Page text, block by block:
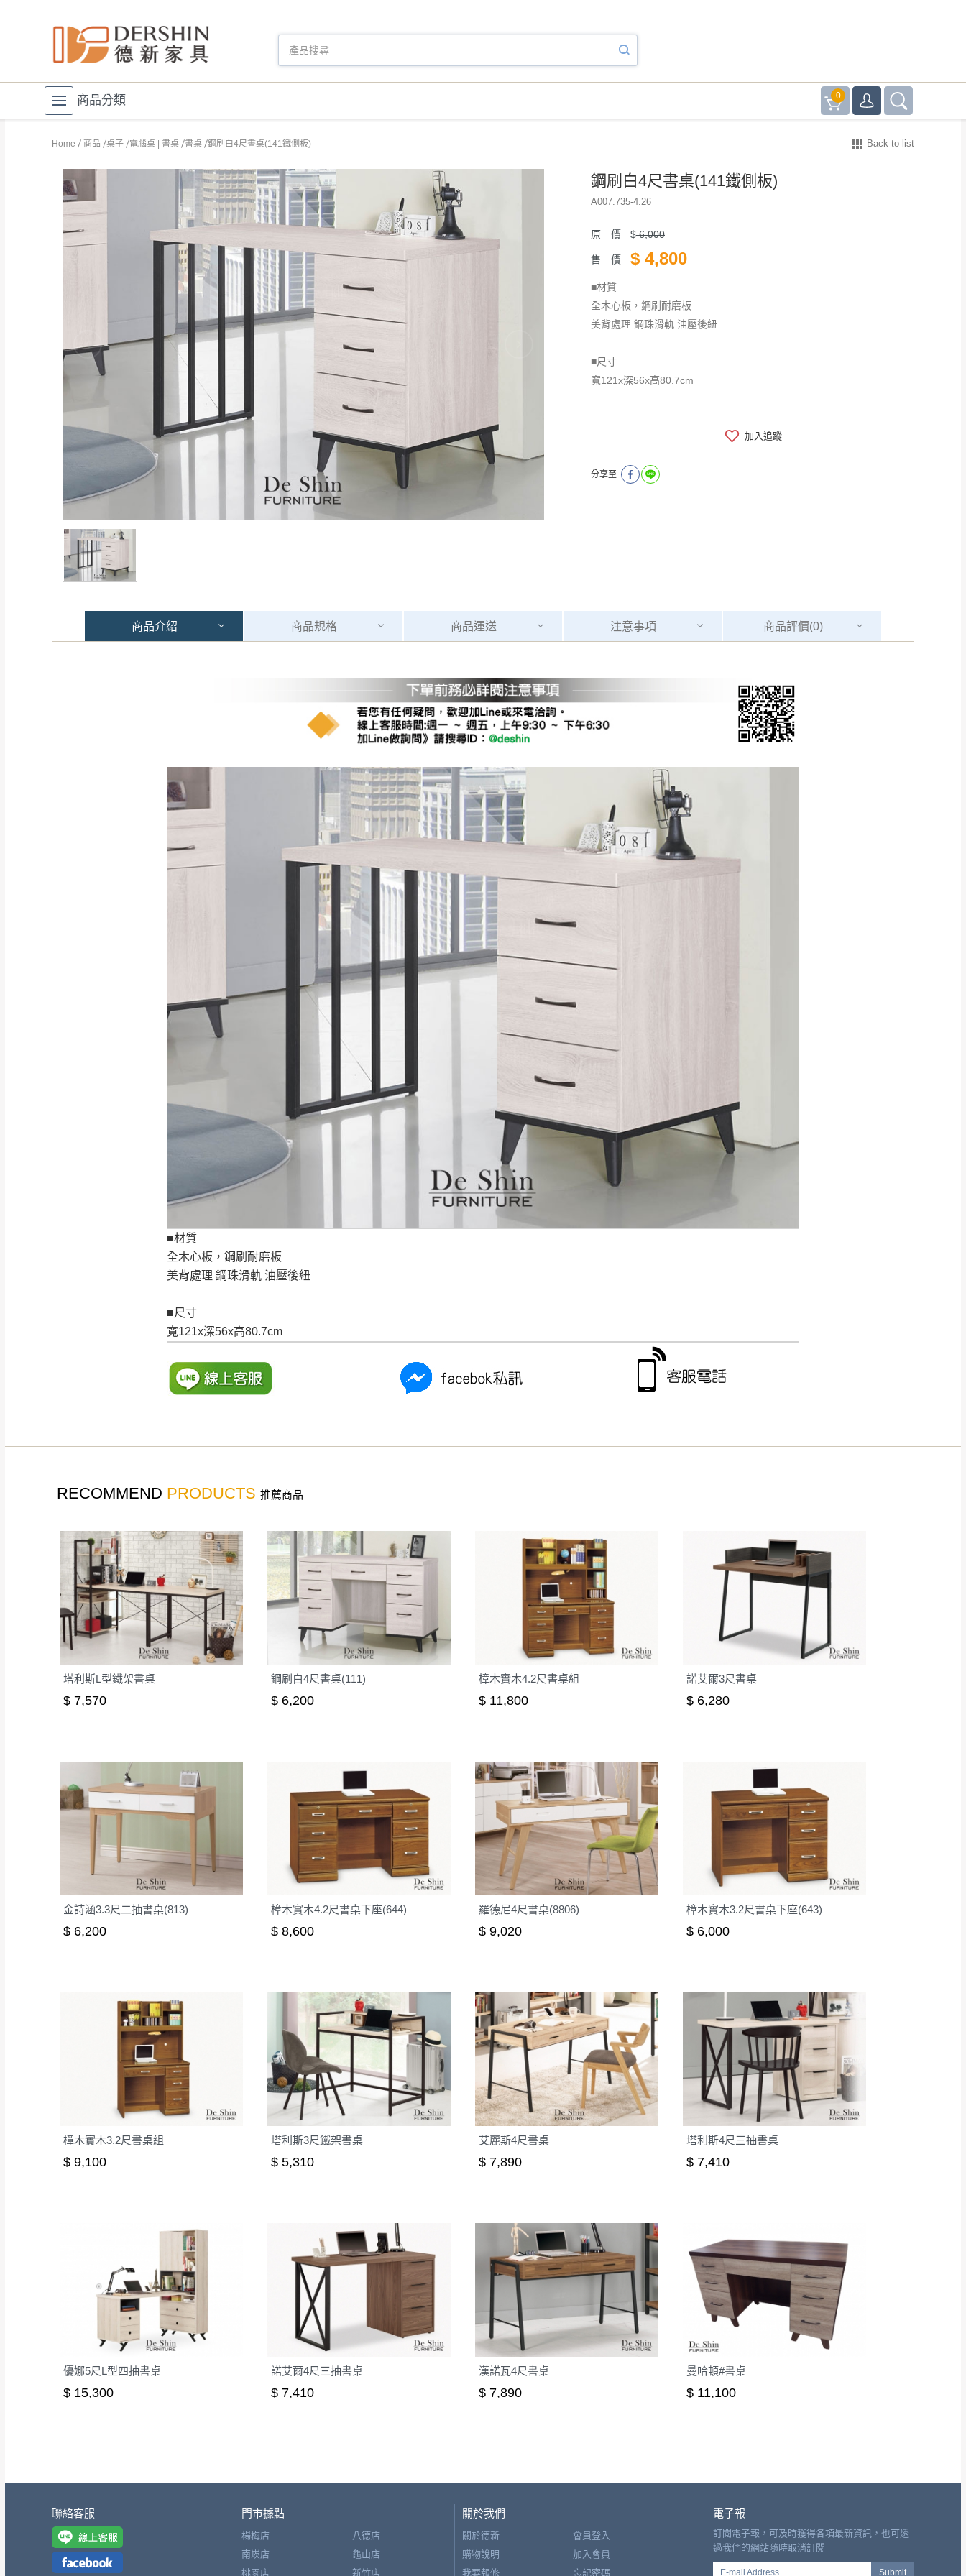
商品分類 0
Home 商品 桌子 電腦桌 | 書桌 書桌 鋼刷白4尺書桌(141鐵側板) Back to list
鋼刷白4尺書桌(141鐵側板)
A007.735-4.26
原 價 $6,000
售 價 $ 4,800
■材質
全木心板，鋼刷耐磨板
美背處理 鋼珠滑軌 油壓後紐
■尺寸
​​​​​​​寬121x深56x高80.7cm
加入追蹤
分享至
商品介紹 商品規格 商品運送 注意事項 商品評價(0)
■材質
全木心板，鋼刷耐磨板
美背處理 鋼珠滑軌 油壓後紐
■尺寸
寬121x深56x高80.7cm
運 費 說 明
（請先線上詢問 LINE →
免 運 費
復興鄉
峨眉鄉、五峰鄉、橫山、北埔鄉、尖石
鄉、寶山鄉山區、新埔山區、芎林山區、
新北
雙溪、貢寮、烏來、平溪、九份、石
＊A108產品另收運費
苗栗
$ 9,000以上：免運費
$ 9,000以下：NT$500元
卓蘭鎮、三灣、通霄山區、西湖、泰安
鄉、大湖鄉、頭屋、獅潭鄉
配送天數：5~14天
到貨時間：指定送貨日當天以電話聯絡確認
暫無配送地區：彰化、南投、雲林、嘉義、台南、高雄、屏東、宜蘭、 花蓮、台東、金門、馬祖、澎湖地區
。
本公司除了盡最大努力完成配送外，視狀況保有出貨的權利。
保護物流人員的工作安全，賣家無提供吊掛服務，若需以吊車或其他的吊掛方式吊運，費用將由買方自行支付。
因大型傢俱有組裝、配送的問題，並非一般快速到貨商品，無法指定特定時間送達，司機當天到貨前皆會再與您通知，
讓您不用整天在家等貨，以免浪費你的寶貴時間。
如遇自然災害、政府宣布之災害警報等不可抗力情事，而危及運送人員輸送之安全，本司得視狀況延後或停止運送服
務。
百貨公司配送暫無法配合開店前、閉店後時段，並送至百貨公司卸貨區為限，恕無法送至指定樓面。
《 如遇百貨周年慶
期間，恕暫停百貨公司相關運送 》
無回收家具服務，若需回收家俱可聯絡當地請清潔隊回收,免付費清運專線：0800-085-717
品項繁多，網頁無法及時更新，如有需要購買商品，請於出發前來電或到「官方Line客服」來信確
認商品是否有「現貨」與 「金額」。
接單後二日內(不含例假日)，我們客服會與您電話聯絡或E-Mail通知確認訂單。
@dershin）
下單前先詢問是否現貨
，若未詢問下單後無現貨我們客服會再來電或E-Mail與您聯絡
（洽詢方式請搜尋 Line ID → @dershin）
運送範圍：限定北至基隆，南至苗栗，偏遠地區恕無法提供運送 (詳見運送規章)。
苗栗至基隆；其它地區暫不開放，如因特殊地型限制(山區、鄉、鎮、村)、樓梯太小、無法搬運上樓等因
本公司保有出貨的權利。
保護物流人員的工作安全，賣家無提供吊掛服務，若需以吊車或其他的吊掛方式吊運，費用將由買方自
因大型傢俱有組裝、配送的問題，並非一般快速到貨商品，無法指定特定時間送達，司機當天到貨前皆
會再與您通知，讓你不用整天在家等貨，以節省您的寶貴時間。
由於百貨公司配送較為不易，故暫無法配送至百貨公司內部。
若您選擇三聯式或索取兩聯式發票，發票將於商品完成出貨15個工作天另行寄出，另外約加上2~7個工作天內
送達，如遇國定假日將順延寄送。
若收到不良品，請於到貨日起七日內通知本公司客服人員，我們將為您更換新品，運費皆由本站負責，
所有退回及換貨之商品必須是全新狀態且完整包裝，床墊、床包、枕頭類產品需為未拆封狀態(請保持商
品、附件、包裝、廠商紙及所有附隨文件或資料之完整性)，若未依照上述方式處理，恕無法接受退貨。
質感稍有不同，如因此而需退換貨，
是否合適)。
非因本公司問題而需退換貨，請於收到貨7日內通知客服人員(Line@ ID：
狀態與完整包裝。鑑賞期間若發生非本司因素致使之汙損破壞，恕無法辦理退換貨。
台北市、新北市地區固定每周(三)、(日)兩天收送貨，敬請見諒！
本公司部份商品無維修服務，超過7日鑑賞期，商品使用年限，因客人使用習慣、居家環境不同。若屬人
如欲放置營業場所及公開場合之商品則無享有商品一年保固之服務。
請密切注意。
▪️三日內若未接獲您的匯款或轉帳通知，商品將不予保留(訂單自動取消)。
▪️
無回收家具服務，若需回收家具可聯絡當地請清潔隊回收,免付費清運專線：0800-085-717。
全部 依評論高至低排列 依評論低至高排列 只顯示附上評論
RECOMMEND PRODUCTS 推薦商品
塔利斯L型鐵架書桌
$ 7,570
鋼刷白4尺書桌(111)
$ 6,200
樟木實木4.2尺書桌組
$ 11,800
諾艾爾3尺書桌
$ 6,280
金詩涵3.3尺二抽書桌(813)
$ 6,200
樟木實木4.2尺書桌下座(644)
$ 8,600
羅德尼4尺書桌(8806)
$ 9,020
樟木實木3.2尺書桌下座(643)
$ 6,000
樟木實木3.2尺書桌組
$ 9,100
塔利斯3尺鐵架書桌
$ 5,310
艾麗斯4尺書桌
$ 7,890
塔利斯4尺三抽書桌
$ 7,410
優娜5尺L型四抽書桌
$ 15,300
諾艾爾4尺三抽書桌
$ 7,410
漢諾瓦4尺書桌
$ 7,890
曼哈頓#書桌
$ 11,100
聯絡客服 門市據點
楊梅店
八德店
南崁店
龜山店
桃園店
新竹店
關於我們
關於德新
購物說明
我要報修
會員登入
加入會員
忘記密碼
電子報
訂閱電子報，可及時獲得各項最新資訊，也可透
過我們的網站隨時取消訂閱
E-mail Address Submit